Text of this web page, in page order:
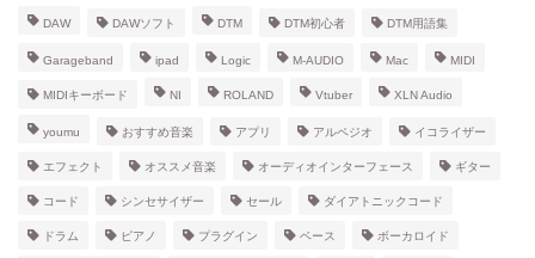
DAW DAWソフト DTM DTM初心者 DTM用語集
Garageband ipad Logic M-AUDIO Mac MIDI
MIDIキーボード NI ROLAND Vtuber XLN Audio
youmu おすすめ音楽 アプリ アルペジオ イコライザー
エフェクト オススメ音楽 オーディオインターフェース ギター
コード シンセサイザー セール ダイアトニックコード
ドラム ピアノ プラグイン ベース ボーカロイド